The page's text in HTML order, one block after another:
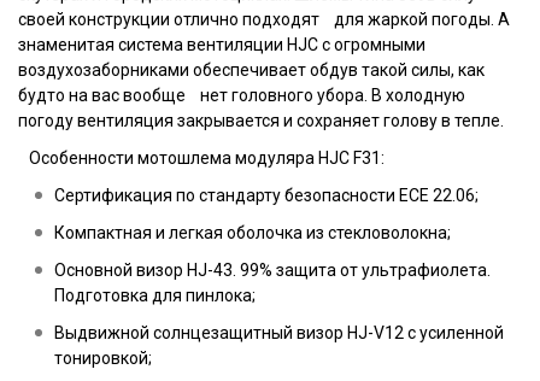
своей конструкции отлично подходят для жаркой погоды. А
знаменитая система вентиляции HJC с огромными
воздухозаборниками обеспечивает обдув такой силы, как
будто на вас вообще нет головного убора. В холодную
погоду вентиляция закрывается и сохраняет голову в тепле.
Особенности мотошлема модуляра HJC F31:
Сертификация по стандарту безопасности ECE 22.06;
Компактная и легкая оболочка из стекловолокна;
Основной визор HJ-43. 99% защита от ультрафиолета.
Подготовка для пинлока;
Выдвижной солнцезащитный визор HJ-V12 с усиленной
тонировкой;